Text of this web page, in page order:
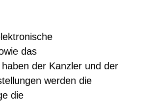
das
der Kanzler und der
werden die
die